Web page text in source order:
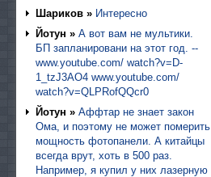
Шариков » Интересно
Йотун » А вот вам не мультики.
БП запланировани на этот год. --
www.youtube.com/ watch?v=D-
1_tzJ3AO4 www.youtube.com/
watch?v=QLPRofQQcr0
Йотун » Аффтар не знает закон
Ома, и поэтому не может померить
мощность фотопанели. А китайцы
всегда врут, хоть в 500 раз.
Например, я купил у них лазерную